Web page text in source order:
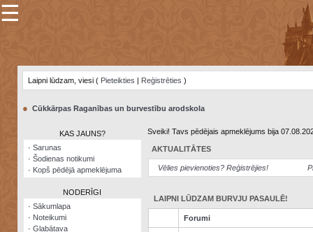
×
Šodienas
notikumi
Visatcera
almanahs
☰
Laipni lūdzam, viesi ( Pieteikties | Reģistrēties )
● Cūkkārpas Raganības un burvestību arodskola
KAS JAUNS?
· Sarunas
· Šodienas notikumi
· Kopš pēdējā apmeklējuma
NODERĪGI
· Sākumlapa
· Noteikumi
· Glabātava
Sveiki! Tavs pēdējais apmeklējums bija
AKTUALITĀTES
Vēlies pievienoties? Reģistrējies!
LAIPNI LŪDZAM BURVJU PASAULĒ!
Forumi